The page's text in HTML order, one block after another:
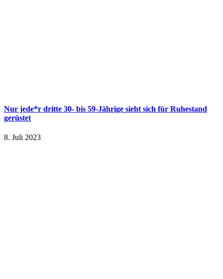
Nur jede*r dritte 30- bis 59-Jährige sieht sich für Ruhestand
gerüstet
8. Juli 2023